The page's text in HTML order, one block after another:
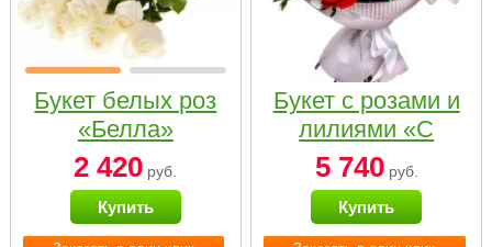
Букет белых роз
«Белла»
2 420 руб.
Купить
Букет с розами и
лилиями «С
наилучшими
пожеланиями»
5 740руб.
Купить